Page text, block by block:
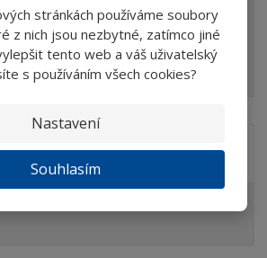
stránkách používáme soubory
z nich jsou nezbytné, zatímco jiné
tento web a váš uživatelský
s používáním všech cookies?
Nastavení
Souhlasím